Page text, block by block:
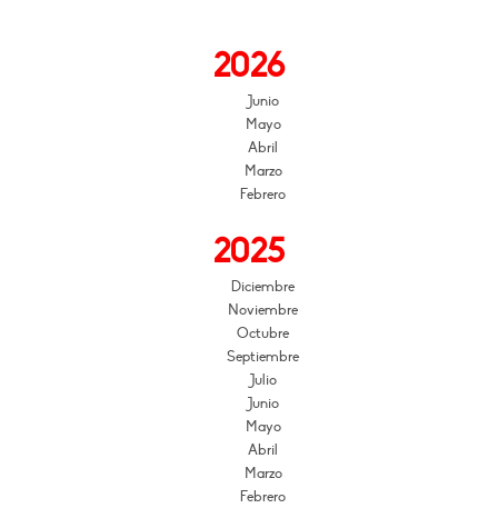
2026
Junio
Mayo
Abril
Marzo
Febrero
2025
Diciembre
Noviembre
Octubre
Septiembre
Julio
Junio
Mayo
Abril
Marzo
Febrero